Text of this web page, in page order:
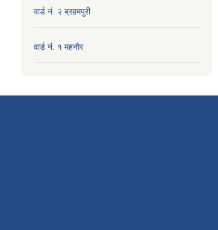
वार्ड नं. २ ब्रहमपुरी
वार्ड नं. १ महनाैर